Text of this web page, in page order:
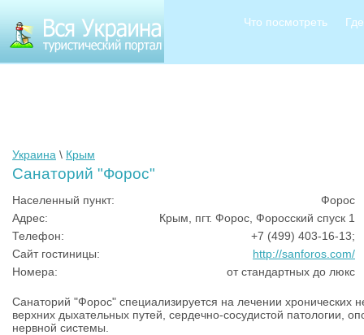
Что посмотреть
Украина \ Крым
Санаторий "Форос"
Населенный пункт:
Форос
Адрес:
Крым, пгт. Форос, Форосский спуск 1
Телефон:
+7 (499) 403-16-13;
Сайт гостиницы:
http://sanforos.com/
Номера:
от стандартных до люкс
Санаторий "Форос" специализируется на лечении хронических
верхних дыхательных путей, сердечно-сосудистой патологии,
нервной системы.